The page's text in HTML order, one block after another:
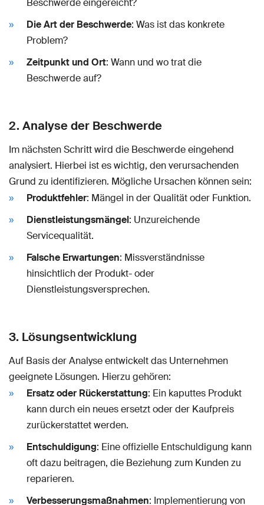
Beschwerde eingereicht?
Die Art der Beschwerde: Was ist das konkrete
Problem?
Zeitpunkt und Ort: Wann und wo trat die
Beschwerde auf?
2. Analyse der Beschwerde
Im nächsten Schritt wird die Beschwerde eingehend
analysiert. Hierbei ist es wichtig, den verursachenden
Grund zu identifizieren. Mögliche Ursachen können sein:
Produktfehler: Mängel in der Qualität oder Funktion.
Dienstleistungsmängel: Unzureichende
Servicequalität.
Falsche Erwartungen: Missverständnisse
hinsichtlich der Produkt- oder
Dienstleistungsversprechen.
3. Lösungsentwicklung
Auf Basis der Analyse entwickelt das Unternehmen
geeignete Lösungen. Hierzu gehören:
Ersatz oder Rückerstattung: Ein kaputtes Produkt
kann durch ein neues ersetzt oder der Kaufpreis
zurückerstattet werden.
Entschuldigung: Eine offizielle Entschuldigung kann
oft dazu beitragen, die Beziehung zum Kunden zu
reparieren.
Verbesserungsmaßnahmen: Implementierung von